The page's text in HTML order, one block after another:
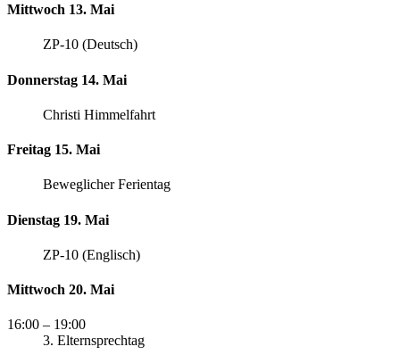
Mittwoch 13. Mai
ZP-10 (Deutsch)
Donnerstag 14. Mai
Christi Himmelfahrt
Freitag 15. Mai
Beweglicher Ferientag
Dienstag 19. Mai
ZP-10 (Englisch)
Mittwoch 20. Mai
16:00 – 19:00
3. Elternsprechtag